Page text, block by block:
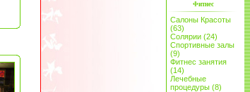
Фитнес
Салоны Красоты
(63)
Солярии (24)
Спортивные залы
(9)
Фитнес занятия
(14)
Лечебные
процедуры (8)